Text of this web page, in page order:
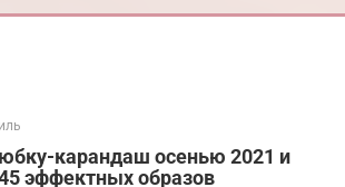
карандаш осенью 2021 и
эффектных образов